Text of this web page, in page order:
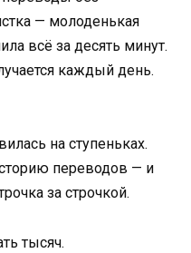
— молоденькая
всё за десять минут.
каждый день.
на ступеньках.
переводов — и
за строчкой.
тысяч.